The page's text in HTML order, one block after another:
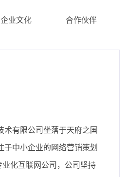
企业文化 合作伙伴
术有限公司 坐落于天府之国
中小企业的网络营销策划
业化互联网公司，公司坚持